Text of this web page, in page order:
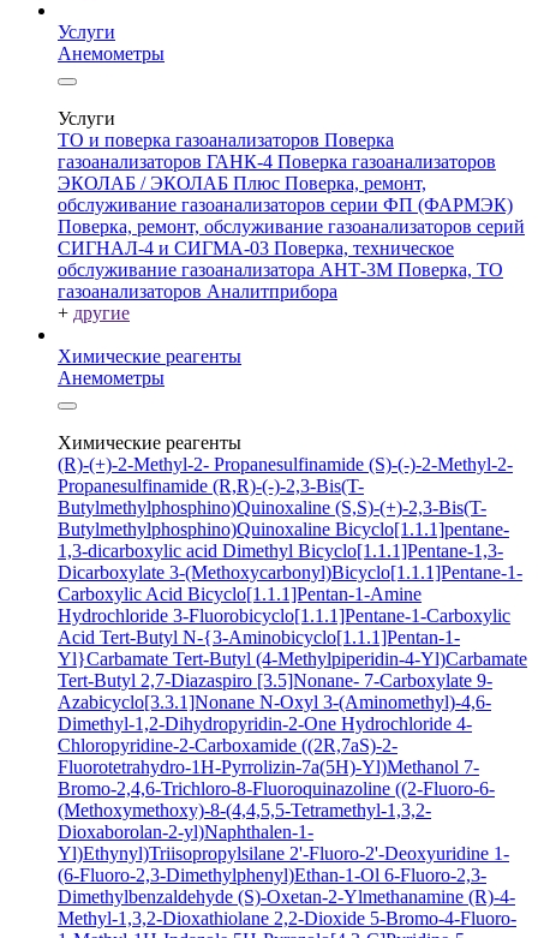
Услуги
Анемометры
Услуги
ТО и поверка газоанализаторов Поверка
газоанализаторов ГАНК-4 Поверка газоанализаторов
ЭКОЛАБ / ЭКОЛАБ Плюс Поверка, ремонт,
обслуживание газоанализаторов серии ФП (ФАРМЭК)
Поверка, ремонт, обслуживание газоанализаторов серий
СИГНАЛ-4 и СИГМА-03 Поверка, техническое
обслуживание газоанализатора АНТ-3М Поверка, ТО
газоанализаторов Аналитприбора
+ другие
Химические реагенты
Анемометры
Химические реагенты
(R)-(+)-2-Methyl-2- Propanesulfinamide (S)-(-)-2-Methyl-2-
Propanesulfinamide (R,R)-(-)-2,3-Bis(T-
Butylmethylphosphino)Quinoxaline (S,S)-(+)-2,3-Bis(T-
Butylmethylphosphino)Quinoxaline Bicyclo[1.1.1]pentane-
1,3-dicarboxylic acid Dimethyl Bicyclo[1.1.1]Pentane-1,3-
Dicarboxylate 3-(Methoxycarbonyl)Bicyclo[1.1.1]Pentane-1-
Carboxylic Acid Bicyclo[1.1.1]Pentan-1-Amine
Hydrochloride 3-Fluorobicyclo[1.1.1]Pentane-1-Carboxylic
Acid Tert-Butyl N-{3-Aminobicyclo[1.1.1]Pentan-1-
Yl}Carbamate Tert-Butyl (4-Methylpiperidin-4-Yl)Carbamate
Tert-Butyl 2,7-Diazaspiro [3.5]Nonane- 7-Carboxylate 9-
Azabicyclo[3.3.1]Nonane N-Oxyl 3-(Aminomethyl)-4,6-
Dimethyl-1,2-Dihydropyridin-2-One Hydrochloride 4-
Chloropyridine-2-Carboxamide ((2R,7aS)-2-
Fluorotetrahydro-1H-Pyrrolizin-7a(5H)-Yl)Methanol 7-
Bromo-2,4,6-Trichloro-8-Fluoroquinazoline ((2-Fluoro-6-
(Methoxymethoxy)-8-(4,4,5,5-Tetramethyl-1,3,2-
Dioxaborolan-2-yl)Naphthalen-1-
Yl)Ethynyl)Triisopropylsilane 2'-Fluoro-2'-Deoxyuridine 1-
(6-Fluoro-2,3-Dimethylphenyl)Ethan-1-Ol 6-Fluoro-2,3-
Dimethylbenzaldehyde (S)-Oxetan-2-Ylmethanamine (R)-4-
Methyl-1,3,2-Dioxathiolane 2,2-Dioxide 5-Bromo-4-Fluoro-